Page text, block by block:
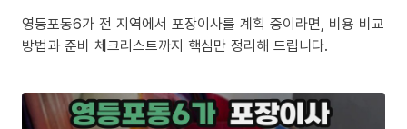
영등포동6가 전 지역에서 포장이사를 계획 중이라면, 비용 비교
방법과 준비 체크리스트까지 핵심만 정리해 드립니다.